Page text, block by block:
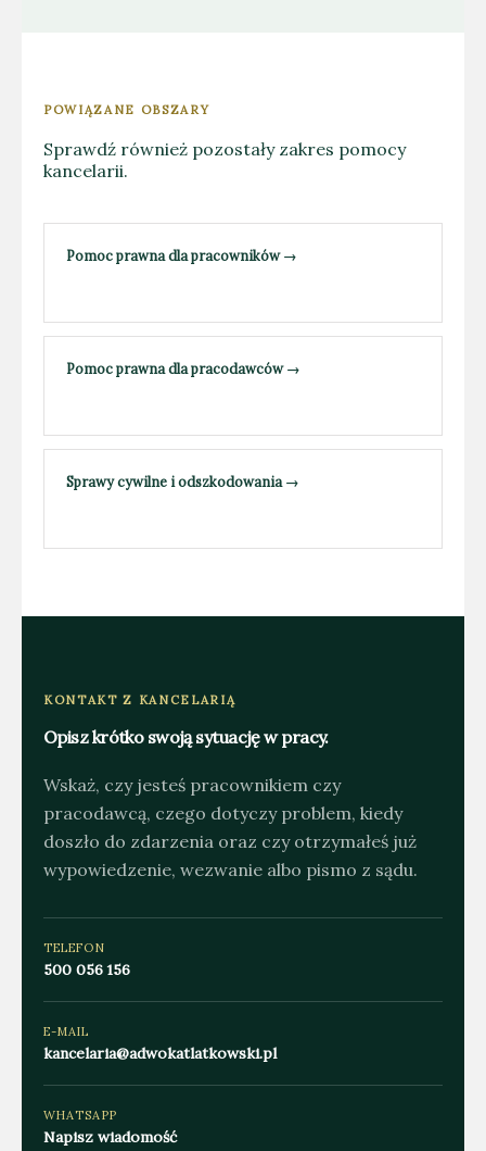
POWIĄZANE OBSZARY
Sprawdź również pozostały zakres pomocy
kancelarii.
Pomoc prawna dla pracowników→
Pomoc prawna dla pracodawców→
Sprawy cywilne i odszkodowania →
KONTAKT Z KANCELARIĄ
Opisz krótko swoją sytuację w pracy.
Wskaż, czy jesteś pracownikiem czy
pracodawcą, czego dotyczy problem, kiedy
doszło do zdarzenia oraz czy otrzymałeś już
wypowiedzenie, wezwanie albo pismo z sądu.
TELEFON
500 056 156
E-MAIL
kancelaria@adwokatlatkowski.pl
WHATSAPP
Napisz wiadomość